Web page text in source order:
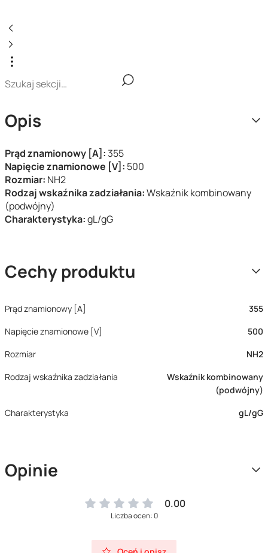
Opis
Prąd znamionowy [A]: 355
Napięcie znamionowe [V]: 500
Rozmiar: NH2
Rodzaj wskaźnika zadziałania:Wskaźnik kombinowany
(podwójny)
Charakterystyka:gL/gG
Cechy produktu
Prąd znamionowy [A]
355
Napięcie znamionowe [V]
500
Rozmiar
NH2
Rodzaj wskaźnika zadziałania
Wskaźnik kombinowany
(podwójny)
Charakterystyka
gL/gG
Opinie
0.00
Liczba ocen: 0